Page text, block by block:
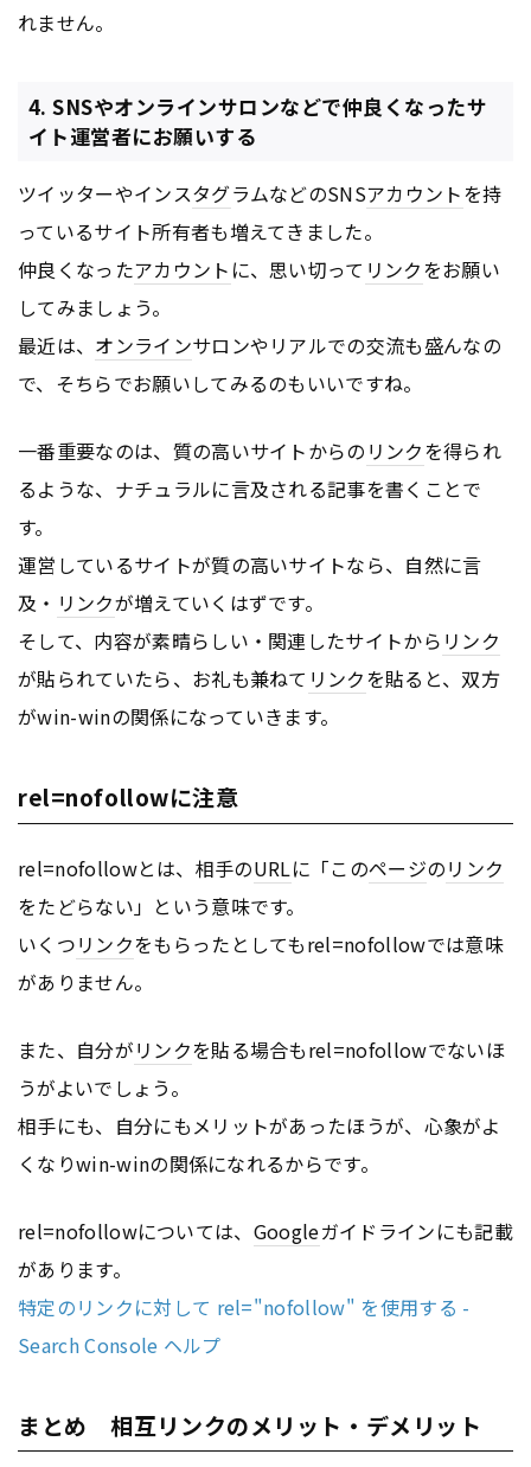
れません。
4. SNSやオンラインサロンなどで仲良くなったサ
イト運営者にお願いする
ツイッターやインスタグラムなどのSNSアカウントを持
っているサイト所有者も増えてきました。
仲良くなったアカウント に、思い切って リンクをお願い
してみましょう。
最近は、 オンラインサロンやリアルでの交流も盛んなの
で、そちらでお願いしてみるのもいいですね。
一番重要なのは、質の高いサイトからの リンクを得られ
るような、ナチュラルに言及される記事を書くことで
す。
運営しているサイトが質の高いサイトなら、自然に言
及・ リンクが増えていくはずです。
そして、内容が素晴らしい・関連したサイトから リンク
が貼られていたら、お礼も兼ねて リンクを貼ると、双方
がwin-winの関係になっていきます。
rel=nofollowに注意
rel=nofollowとは、相手のURLに「このページのリンク
をたどらない」という意味です。
いくつリンクをもらったとしてもrel=nofollowでは意味
がありません。
また、自分がリンクを貼る場合もrel=nofollowでないほ
うがよいでしょう。
相手にも、自分にもメリットがあったほうが、心象がよ
くなりwin-winの関係になれるからです。
rel=nofollowについては、 Googleガイドラインにも記載
があります。
特定のリンクに対して rel="nofollow" を使用する -
Search Console ヘルプ
まとめ 相互リンクのメリット・デメリット